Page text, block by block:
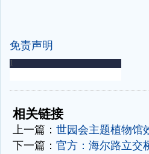
免责声明
-
相关链接
上一篇： 世园会主题植物馆
下一篇： 官方：海尔路立交